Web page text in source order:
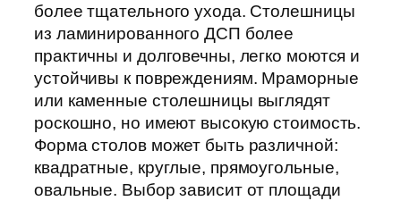
более тщательного ухода. Столешницы
из ламинированного ДСП более
практичны и долговечны, легко моются и
устойчивы к повреждениям. Мраморные
или каменные столешницы выглядят
роскошно, но имеют высокую стоимость.
Форма столов может быть различной:
квадратные, круглые, прямоугольные,
овальные. Выбор зависит от площади